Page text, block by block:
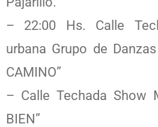
– 22:00 Hs. Calle
urbana Grupo de
CAMINO”
– Calle Techada Show
BIEN”